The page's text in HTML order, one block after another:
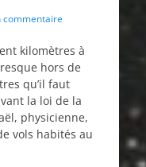
commentaire
kilomètres à
hors de
qu’il faut
la loi de la
physicienne,
vols habités au